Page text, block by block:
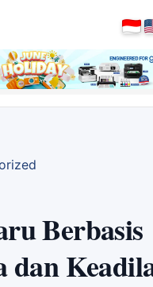
Berbasis
dan